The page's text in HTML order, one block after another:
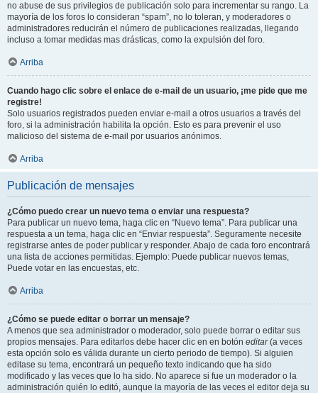
no abuse de sus privilegios de publicación solo para incrementar su rango. La
mayoría de los foros lo consideran “spam”, no lo toleran, y moderadores o
administradores reducirán el número de publicaciones realizadas, llegando
incluso a tomar medidas mas drásticas, como la expulsión del foro.
Arriba
Cuando hago clic sobre el enlace de e-mail de un usuario, ¡me pide que me
registre!
Solo usuarios registrados pueden enviar e-mail a otros usuarios a través del
foro, si la administración habilita la opción. Esto es para prevenir el uso
malicioso del sistema de e-mail por usuarios anónimos.
Arriba
Publicación de mensajes
¿Cómo puedo crear un nuevo tema o enviar una respuesta?
Para publicar un nuevo tema, haga clic en “Nuevo tema”. Para publicar una
respuesta a un tema, haga clic en “Enviar respuesta”. Seguramente necesite
registrarse antes de poder publicar y responder. Abajo de cada foro encontrará
una lista de acciones permitidas. Ejemplo: Puede publicar nuevos temas,
Puede votar en las encuestas, etc.
Arriba
¿Cómo se puede editar o borrar un mensaje?
A menos que sea administrador o moderador, solo puede borrar o editar sus
propios mensajes. Para editarlos debe hacer clic en en botón editar(a veces
esta opción solo es válida durante un cierto periodo de tiempo). Si alguien
editase su tema, encontrará un pequeño texto indicando que ha sido
modificado y las veces que lo ha sido. No aparece si fue un moderador o la
administración quién lo editó, aunque la mayoría de las veces el editor deja su